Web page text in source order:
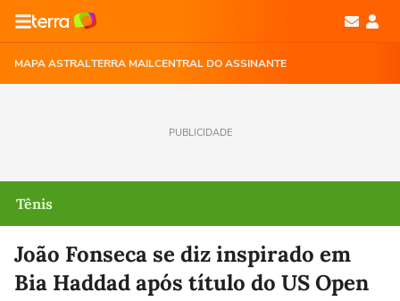
MAPA ASTRALTERRA MAILCENTRAL DO ASSINANTE
PUBLICIDADE
Tênis
João Fonseca se diz inspirado em
Bia Haddad após título do US Open